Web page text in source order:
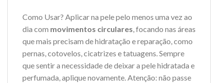
Como Usar? Aplicar na pele pelo menos uma vez ao
dia com movimentos circulares, focando nas áreas
que mais precisam de hidratação e reparação, como
pernas, cotovelos, cicatrizes e tatuagens. Sempre
que sentir a necessidade de deixar a pele hidratada e
perfumada, aplique novamente. Atenção: não passe